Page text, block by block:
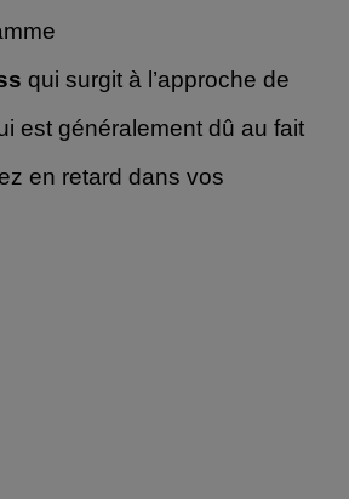
qui surgit à l’approche de
est généralement dû au fait
en retard dans vos